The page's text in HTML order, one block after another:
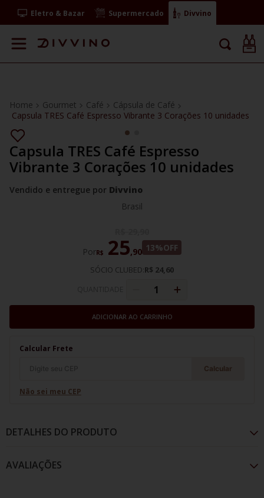
Eletro & Bazar Supermercado Divvino
Gourmet Café
Cápsula de Café
Capsula TRES Café Espresso Vibrante 3 Corações 10 unidades
Capsula TRES Café Espresso
Vibrante 3 Corações 10 unidades
Vendido e entregue por Divvino
Brasil
PorR$ 25,90 13%OFF
SÓCIO CLUBED:R$ 24,60
ADICIONAR AO CARRINHO
Calcular Frete
Calcular
Não sei meu CEP
DETALHES DO PRODUTO
AVALIAÇÕES